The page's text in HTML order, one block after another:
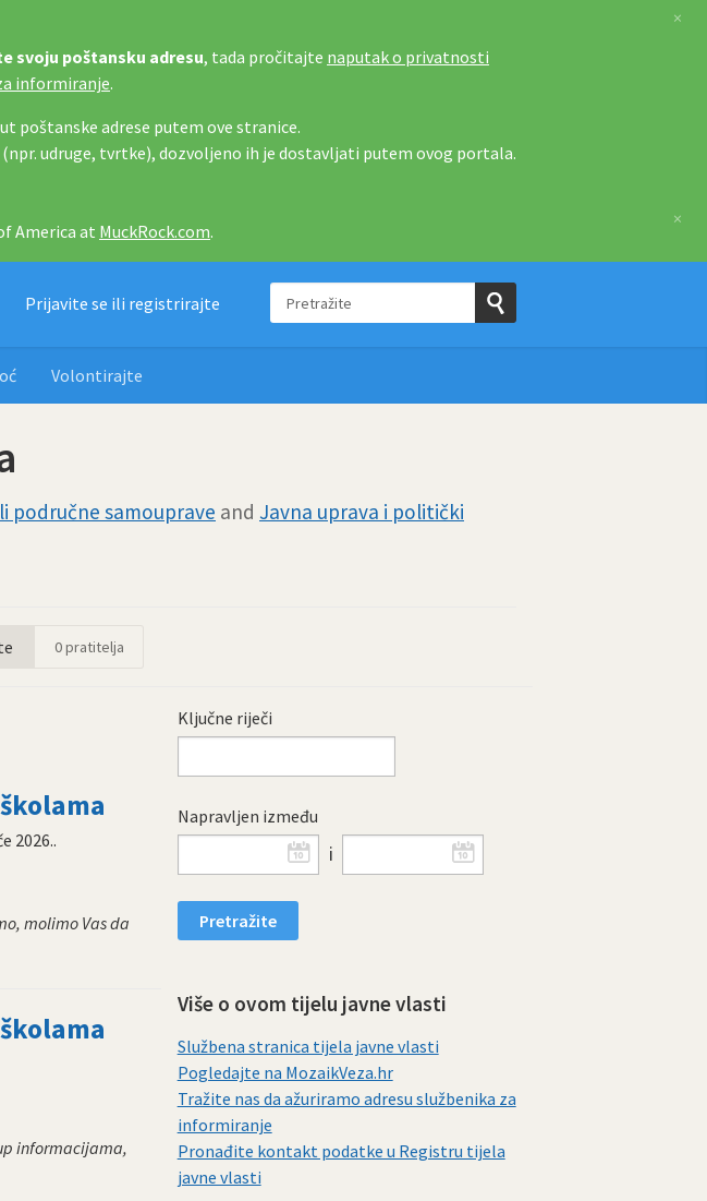
svoju poštansku adresu, tada pročitajte naputak o privatnosti
informiranje.
poštanske adrese putem ove stranice.
udruge, tvrtke), dozvoljeno ih je dostavljati putem ovog portala.
×
America at MuckRock.com.
×
Prijavite se ili registrirajte Pretražite
Pošaljite
Volontirajte
područne samouprave and Javna uprava i politički
0pratitelja
2026..
molimo Vas da
informacijama,
Ključne riječi
Napravljen između
i
Više o ovom tijelu javne vlasti
Službena stranica tijela javne vlasti
Pogledajte na MozaikVeza.hr
Tražite nas da ažuriramo adresu službenika za
informiranje
Pronađite kontakt podatke u Registru tijela
javne vlasti